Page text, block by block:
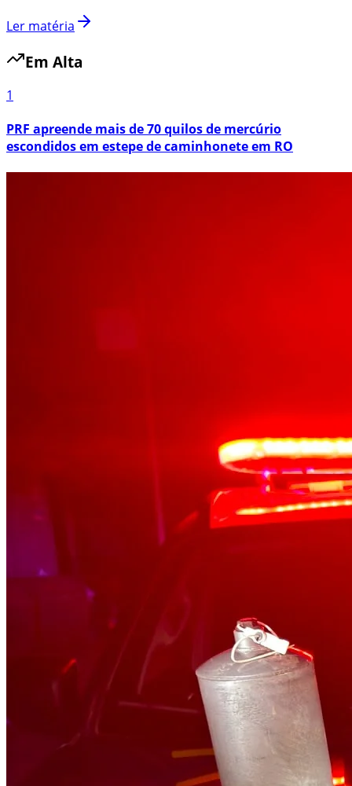
Ler matéria
Em Alta
1
PRF apreende mais de 70 quilos de mercúrio
escondidos em estepe de caminhonete em RO